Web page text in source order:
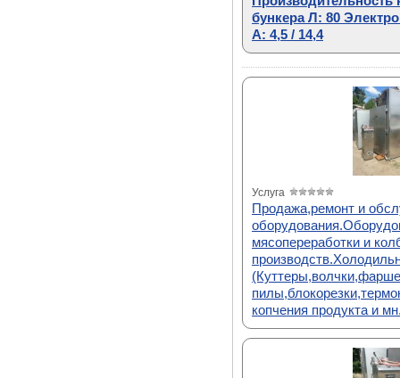
бункера Л: 80
А: 4,5 / 14,4
Услуга
Продажа,ремонт и
мясопереработки и
копчения продукта и